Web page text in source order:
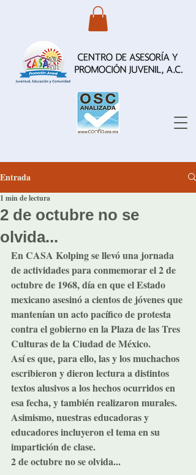
Entrada
2 de octubre no se
olvida...
1 min de lectura
En CASA Kolping se llevó una jornada
de actividades para conmemorar el 2 de
octubre de 1968, día en que el Estado
mexicano asesinó a cientos de jóvenes que
mantenían un acto pacífico de protesta
contra el gobierno en la Plaza de las Tres
Culturas de la Ciudad de México.
Así es que, para ello, las y los muchachos
escribieron y dieron lectura a distintos
textos alusivos a los hechos ocurridos en
esa fecha, y también realizaron murales.
Asimismo, nuestras educadoras y
educadores incluyeron el tema en su
impartición de clase.
2 de octubre no se olvida...